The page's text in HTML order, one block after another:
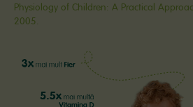
Physiology of Children: A Practical
2005.